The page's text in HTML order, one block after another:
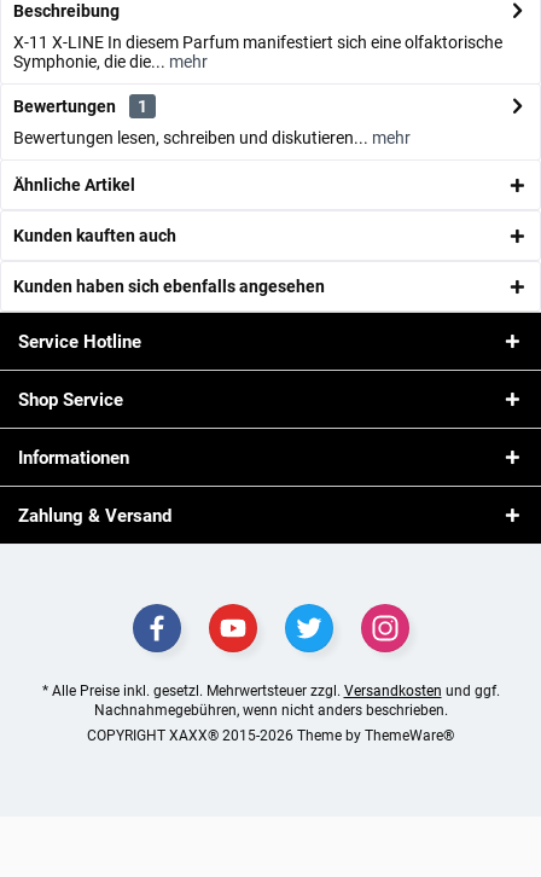
Beschreibung
X-11 X-LINE In diesem Parfum manifestiert sich eine olfaktorische
Symphonie, die die... mehr
Bewertungen
1
Bewertungen lesen, schreiben und diskutieren... mehr
Ähnliche Artikel
Kunden kauften auch
Kunden haben sich ebenfalls angesehen
Service Hotline
Shop Service
Informationen
Zahlung & Versand
* Alle Preise inkl. gesetzl. Mehrwertsteuer zzgl. Versandkosten und ggf.
Nachnahmegebühren, wenn nicht anders beschrieben.
COPYRIGHT XAXX® 2015-2026 Theme by ThemeWare®